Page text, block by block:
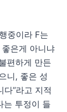
중이라 F는
좋은게 아니냐
편하게 만든
니, 좋은 성
”라고 지적
는 투정이 들